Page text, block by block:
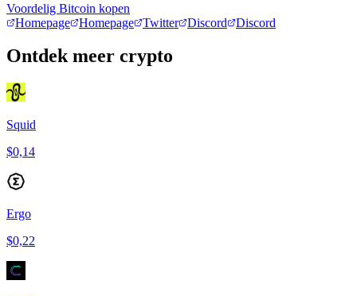
Voordelig Bitcoin kopen
Homepage
Homepage Twitter Discord Discord
Ontdek meer crypto
Squid
$0,14
Ergo
$0,22